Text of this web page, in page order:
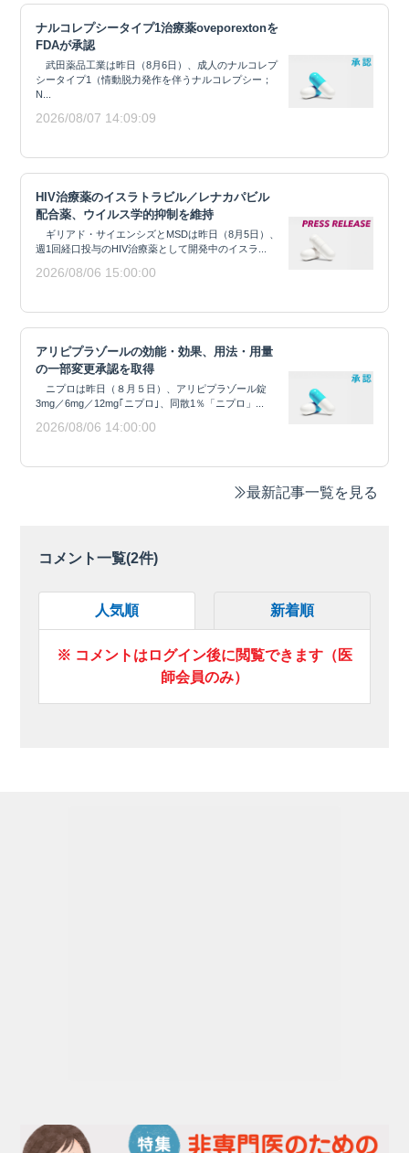
ナルコレプシータイプ1治療薬oveporextonを
FDAが承認
武田薬品工業は昨日（8月6日）、成人のナルコレプ
シータイプ1（情動脱力発作を伴うナルコレプシー；
N...
2026/08/07 14:09:09
HIV治療薬のイスラトラビル／レナカパビル
配合薬、ウイルス学的抑制を維持
ギリアド・サイエンシズとMSDは昨日（8月5日）、
週1回経口投与のHIV治療薬として開発中のイスラ...
2026/08/06 15:00:00
アリピプラゾールの効能・効果、用法・用量
の一部変更承認を取得
ニプロは昨日（８月５日）、アリピプラゾール錠
3mg／6mg／12mg｢ニプロ｣、同散1％「ニプロ」...
2026/08/06 14:00:00
最新記事一覧を見る
コメント一覧(2件)
人気順 新着順
※ コメントはログイン後に閲覧できます（医
師会員のみ）